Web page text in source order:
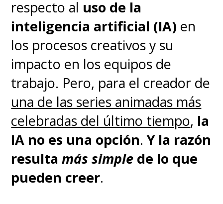
respecto al uso de la
inteligencia artificial (IA) en
los procesos creativos y su
impacto en los equipos de
trabajo. Pero, para el creador de
una de las series animadas más
celebradas del último tiempo, la
IA no es una opción.Y la razón
resulta más simple de lo que
pueden creer.